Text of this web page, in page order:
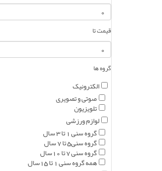
قیمت تا
گروه ها
الکترونیک
صوتی و تصویری
تلویزیون
لوازم ورزشی
گروه سنی 1 تا 3 سال
گروه سنی5 تا 7 سال
گروه سنی 7 تا 10سال
همه گروه سنی 1 تا 15سال